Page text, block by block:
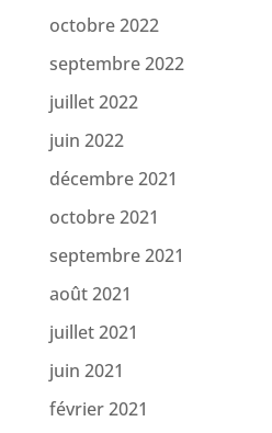
octobre 2022
septembre 2022
juillet 2022
juin 2022
décembre 2021
octobre 2021
septembre 2021
août 2021
juillet 2021
juin 2021
février 2021